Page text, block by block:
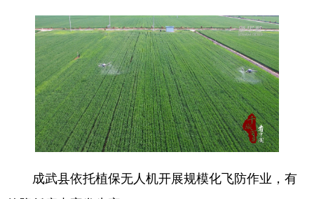
首页 山东新闻 图片 专题·访谈
政事 文旅 社会民生 山东产经
文娱 融媒秀 地市 科教
健康 微视齐鲁
多语种频道
成武县依托植保无人机开展规模化飞防作业，有